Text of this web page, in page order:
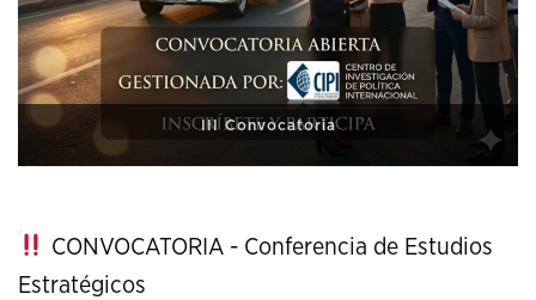
XI Conference on Strategic Studies
CONVOCATORIA - Conferencia de Estudios
Estratégicos